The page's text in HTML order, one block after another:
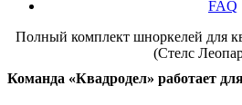
FAQ
Полный комплект шноркелей для
(Стелс
Команда «Квадродел» работает